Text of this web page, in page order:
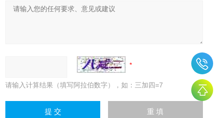
请输入计算结果（填写阿拉伯数字），如：三加四=7